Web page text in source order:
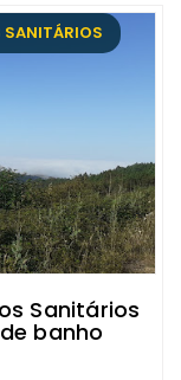
Sanitários
banho